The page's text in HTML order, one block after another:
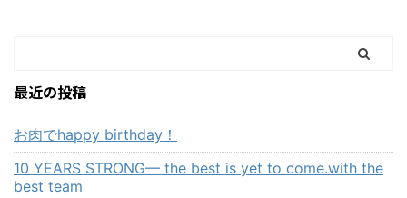
最近の投稿
お肉でhappy birthday！
10 YEARS STRONG— the best is yet to come.with the
best team